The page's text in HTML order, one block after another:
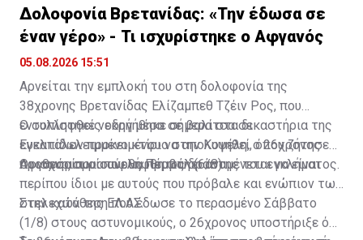
Δολοφονία Βρετανίδας: «Την έδωσα σε
έναν γέρο» - Τι ισχυρίστηκε ο Αφγανός
05.08.2026 15:51
Αρνείται την εμπλοκή του στη δολοφονία της
38χρονης Βρετανίδας Ελίζαμπεθ Τζέιν Ρος, που
εντοπίστηκε νεκρή μέσα σε βαλίτσα σε
εγκαταλελειμμένο κτίριο στην Κυψέλη, ο 26χρονος
Αφγανός που συνελήφθη ως δράστης του εγκλήματος.
Ο συλληφθείς οδηγήθηκε σήμερα στα δικαστήρια της
Ευελπίδων προκειμένου να απολογηθεί, όπου ζήτησε
προθεσμία για αύριο, Πέμπτη (6/8).
Οι ισχυρισμοί που θα προβάλει αναμένεται να είναι
περίπου ίδιοι με αυτούς που πρόβαλε και ενώπιον των
στελεχών της ΕΛ.ΑΣ.
Στην κατάθεση που έδωσε το περασμένο Σάββατο
(1/8) στους αστυνομικούς, ο 26χρονος υποστήριξε ότι